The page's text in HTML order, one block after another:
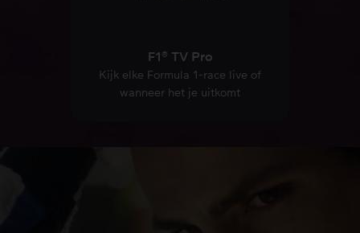
F1® TV Pro
Kijk elke Formula 1-race live of
wanneer het je uitkomt